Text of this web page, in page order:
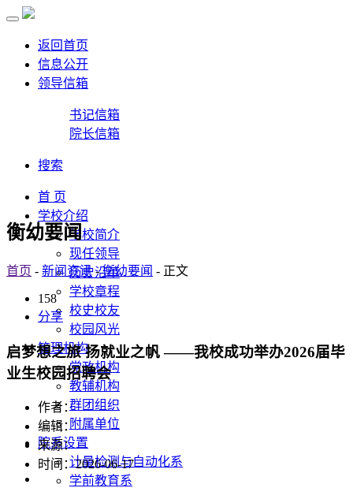
返回首页
信息公开
领导信箱
书记信箱
院长信箱
搜索
首 页
学校介绍
学校简介
现任领导
历史沿革
学校章程
校史校友
校园风光
管理机构
党政机构
教辅机构
群团组织
附属单位
院系设置
计量检测与自动化系
学前教育系
衡幼要闻
首页 - 新闻资讯-衡幼要闻 - 正文
158
分享
启梦想之旅 扬就业之帆 ——我校成功举办2026届毕
业生校园招聘会
作者：
编辑：
来源：
时间：2026-06-17